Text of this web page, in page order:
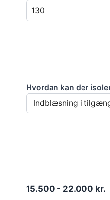
Hvordan kan der
15.500 - 22.000 kr.